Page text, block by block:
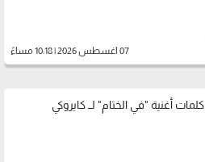
07 اغسطس 2026 | 10:18 مساءً
كلمات أغنية "في الختام" لــ كايروكي